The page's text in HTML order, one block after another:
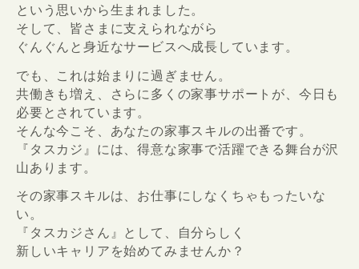
という思いから生まれました。
そして、皆さまに支えられながら
ぐんぐんと身近なサービスへ成長しています。
でも、これは始まりに過ぎません。
共働きも増え、さらに多くの家事サポートが、今日も
必要とされています。
そんな今こそ、あなたの家事スキルの出番です。
『タスカジ』には、得意な家事で活躍できる舞台が沢
山あります。
その家事スキルは、お仕事にしなくちゃもったいな
い。
『タスカジさん』として、自分らしく
新しいキャリアを始めてみませんか？